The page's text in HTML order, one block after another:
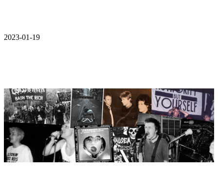
2023-01-19